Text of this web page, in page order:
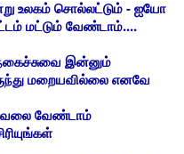
உலகம் சொல்லட்டும் - ஐயோ
மட்டும் வேண்டாம்....
இன்னும்
மறையவில்லை எனவே
வேண்டாம்